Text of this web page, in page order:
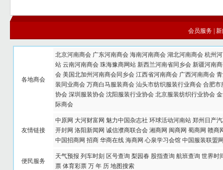
会员服务
各地商会
北京河南商会 广东河南商会 海南河南商会 湖北河南商会 杭州
站 云南河南商会 珠海豫商网站 新西兰河南省同乡会 新疆河南
会 美国北加州河南商会同乡会 江西省河南商会 广西河南商会
装同业商会 万商白马服装商会 汕头市纺织服装行业商会 合肥市
协会 深圳服装协会 沈阳服装行业协会 北京服装纺织行业协会
际商会
友情链接
中原网 大河财富网 魅力中国杂志社 环球活动河南站 郑州日产
开封网 洛阳新闻网 诚信濮商联合会 湘商网 闽商网 蜀商网 赣商
中国招商网 招商 华商在线 海商网 心泉学习会馆 中国服装联盟
便民服务
天气预报 列车时刻 区号查询 梨园春 股指查询 航班查询 世界时
票 体育彩票 万 年 历 地图搜索